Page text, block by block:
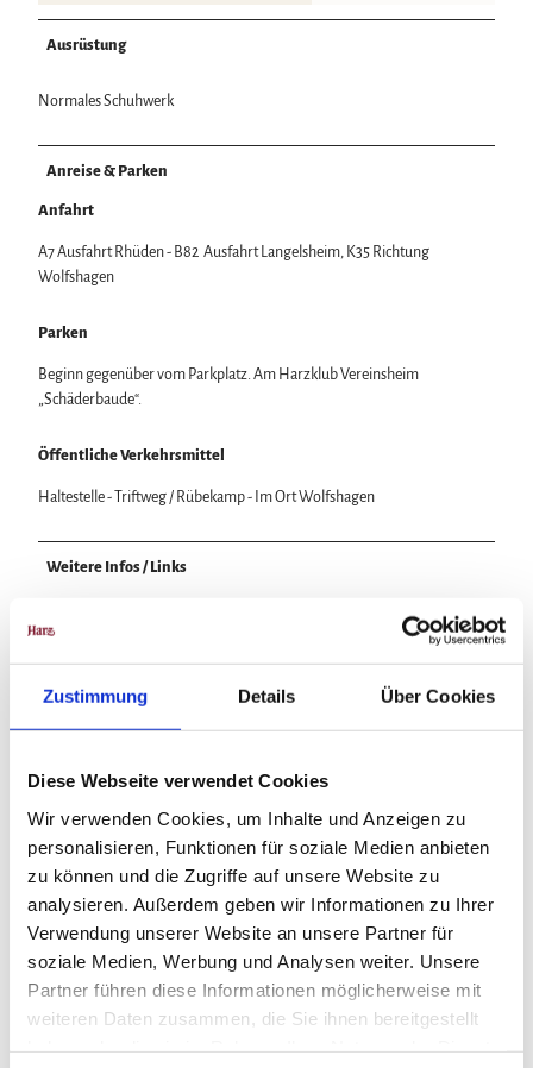
Zustimmung Details Über Cookies
Diese Webseite verwendet Cookies
Wir verwenden Cookies, um Inhalte und Anzeigen zu
personalisieren, Funktionen für soziale Medien anbieten
zu können und die Zugriffe auf unsere Website zu
analysieren. Außerdem geben wir Informationen zu Ihrer
Verwendung unserer Website an unsere Partner für
soziale Medien, Werbung und Analysen weiter. Unsere
Partner führen diese Informationen möglicherweise mit
weiteren Daten zusammen, die Sie ihnen bereitgestellt
Ausrüstung
Normales Schuhwerk
Anreise & Parken
Anfahrt
A7 Ausfahrt Rhüden - B82 Ausfahrt Langelsheim, K35 Richtung
Wolfshagen
Parken
Beginn gegenüber vom Parkplatz. Am Harzklub Vereinsheim
„Schäderbaude“.
Öffentliche Verkehrsmittel
Haltestelle - Triftweg / Rübekamp - Im Ort Wolfshagen
Weitere Infos / Links
Tourist-Information
Tel. 05326 4088
www.harzklub-wolfshagen.de
Literatur
nähere Wegebeschreibung Harzklub Webseite www.harzklub-
wolfshagen.de
Lizenz (Stammdaten)